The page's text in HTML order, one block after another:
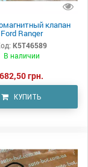
клапан
Ford Ranger
K5T46589
В наличии
682,50 грн.
КУПИТЬ